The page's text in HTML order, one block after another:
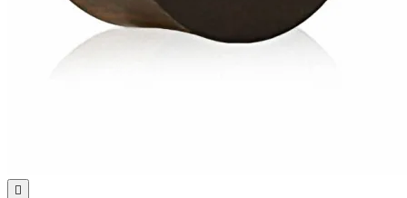
